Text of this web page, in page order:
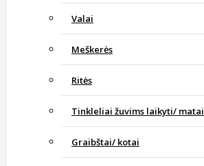
Valai
Meškerės
Ritės
Tinkleliai žuvims laikyti/ matai
Graibštai/ kotai